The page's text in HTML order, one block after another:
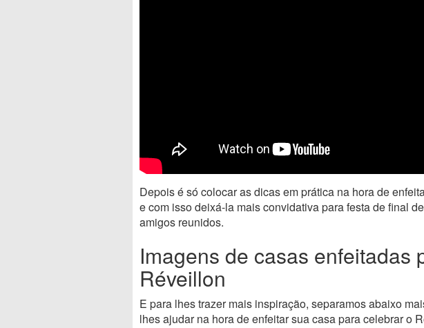
Depois é só colocar as dicas em prática na hora de
e com isso deixá-la mais convidativa para festa de final
amigos reunidos.
Imagens de casas enfeitadas
Réveillon
E para lhes trazer mais inspiração, separamos abaixo
lhes ajudar na hora de enfeitar sua casa para celebrar o